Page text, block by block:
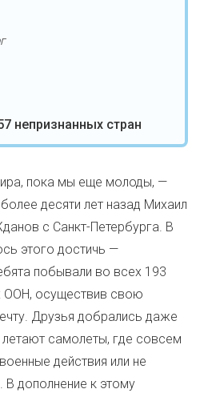
непризнанных стран
пока мы еще молоды, —
десяти лет назад Михаил
с Санкт-Петербурга. В
этого достичь —
побывали во всех 193
ООН, осуществив свою
Друзья добрались даже
летают самолеты, где совсем
действия или не
В дополнение к этому